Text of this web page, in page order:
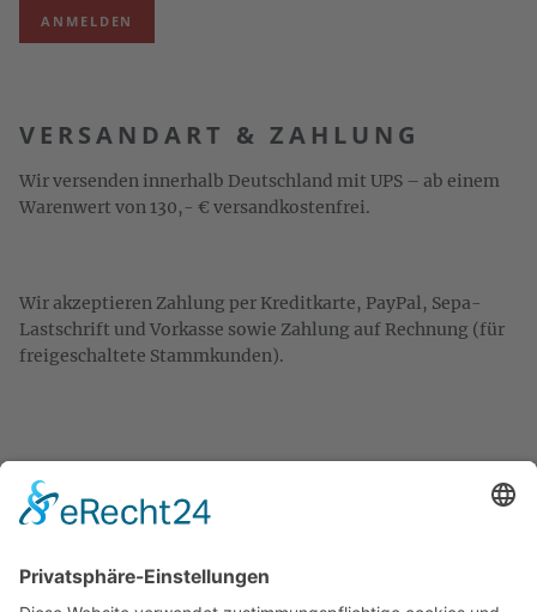
ANMELDEN
VERSANDART & ZAHLUNG
Wir versenden innerhalb Deutschland mit UPS – ab einem
Warenwert von 130,- € versandkostenfrei.
Wir akzeptieren Zahlung per Kreditkarte, PayPal, Sepa-
Lastschrift und Vorkasse sowie Zahlung auf Rechnung (für
freigeschaltete Stammkunden).
KONTAKT
Daimlerstr. 21